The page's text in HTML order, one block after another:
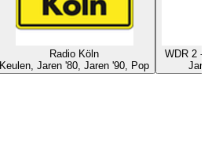
Radio Köln
Keulen, Jaren '80, Jaren '90, Pop
WDR 2 -